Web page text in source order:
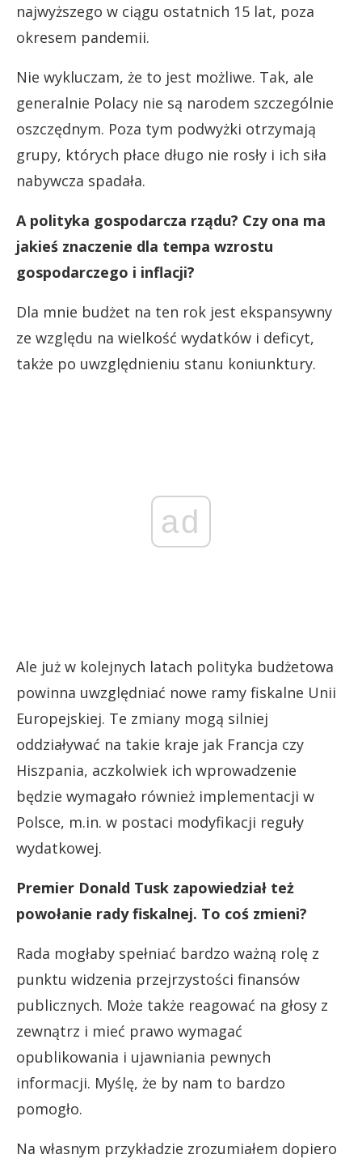
najwyższego w ciągu ostatnich 15 lat, poza
okresem pandemii.
Nie wykluczam, że to jest możliwe. Tak, ale
generalnie Polacy nie są narodem szczególnie
oszczędnym. Poza tym podwyżki otrzymają
grupy, których płace długo nie rosły i ich siła
nabywcza spadała.
A polityka gospodarcza rządu? Czy ona ma
jakieś znaczenie dla tempa wzrostu
gospodarczego i inflacji?
Dla mnie budżet na ten rok jest ekspansywny
ze względu na wielkość wydatków i deficyt,
także po uwzględnieniu stanu koniunktury.
ad
Ale już w kolejnych latach polityka budżetowa
powinna uwzględniać nowe ramy fiskalne Unii
Europejskiej. Te zmiany mogą silniej
oddziaływać na takie kraje jak Francja czy
Hiszpania, aczkolwiek ich wprowadzenie
będzie wymagało również implementacji w
Polsce, m.in. w postaci modyfikacji reguły
wydatkowej.
Premier Donald Tusk zapowiedział też
powołanie rady fiskalnej. To coś zmieni?
Rada mogłaby spełniać bardzo ważną rolę z
punktu widzenia przejrzystości finansów
publicznych. Może także reagować na głosy z
zewnątrz i mieć prawo wymagać
opublikowania i ujawniania pewnych
informacji. Myślę, że by nam to bardzo
pomogło.
Na własnym przykładzie zrozumiałem dopiero